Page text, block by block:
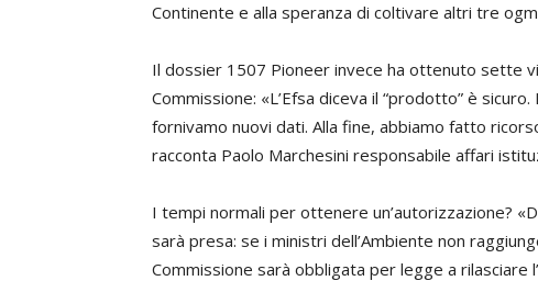
Continente e alla speranza di coltivare altri tre
Il dossier 1507 Pioneer invece ha ottenuto sette
Commissione: «L’Efsa diceva il “prodotto” è
fornivamo nuovi dati. Alla fine, abbiamo fatto
racconta Paolo Marchesini responsabile affari
I tempi normali per ottenere un’autorizzazione?
sarà presa: se i ministri dell’Ambiente non
Commissione sarà obbligata per legge a rilasciare